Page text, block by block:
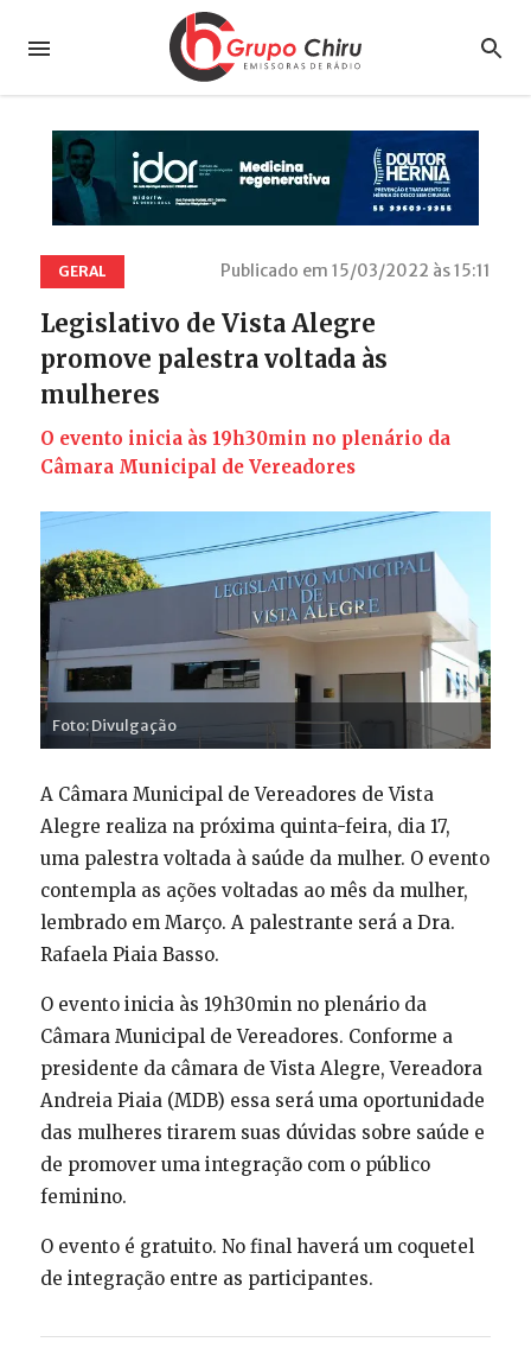
GERAL Publicado em 15/03/2022 às 15:11
Legislativo de Vista Alegre
promove palestra voltada às
mulheres
O evento inicia às 19h30min no plenário da
Câmara Municipal de Vereadores
Foto: Divulgação
A Câmara Municipal de Vereadores de Vista
Alegre realiza na próxima quinta-feira, dia 17,
uma palestra voltada à saúde da mulher. O evento
contempla as ações voltadas ao mês da mulher,
lembrado em Março. A palestrante será a Dra.
Rafaela Piaia Basso.
O evento inicia às 19h30min no plenário da
Câmara Municipal de Vereadores. Conforme a
presidente da câmara de Vista Alegre, Vereadora
Andreia Piaia (MDB) essa será uma oportunidade
das mulheres tirarem suas dúvidas sobre saúde e
de promover uma integração com o público
feminino.
O evento é gratuito. No final haverá um coquetel
de integração entre as participantes.